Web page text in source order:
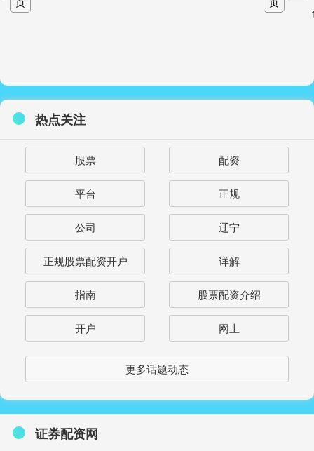
热点关注
股票 配资
平台 正规
公司 辽宁
正规股票配资开户 详解
指南 股票配资介绍
开户 网上
更多话题动态
证券配资网